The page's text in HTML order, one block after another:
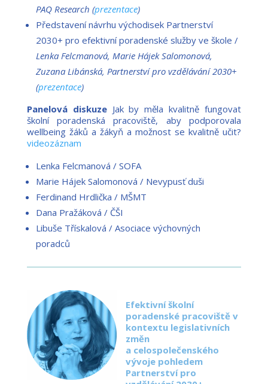
PAQ Research (prezentace)
Představení návrhu východisek Partnerství
2030+ pro efektivní poradenské služby ve škole /
Lenka Felcmanová, Marie Hájek Salomonová,
Zuzana Libánská, Partnerství pro vzdělávání 2030+
(prezentace)
Panelová diskuze Jak by měla kvalitně fungovat
školní poradenská pracoviště, aby podporovala
wellbeing žáků a žákyň a možnost se kvalitně učit?
videozáznam
Lenka Felcmanová / SOFA
Marie Hájek Salomonová / Nevypusť duši
Ferdinand Hrdlička / MŠMT
Dana Pražáková / ČŠI
Libuše Třískalová / Asociace výchovných
poradců
Efektivní školní
poradenské pracoviště v
kontextu legislativních
změn
a celospolečenského
vývoje pohledem
Partnerství pro